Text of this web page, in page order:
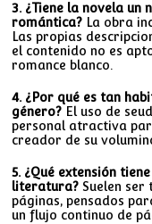
3. ¿Tiene la novela
romántica? La obra
Las propias
el contenido no es
romance blanco.
4. ¿Por qué es tan
género? El uso de
personal atractiva
creador de su
5. ¿Qué extensión
literatura? Suelen ser
páginas, pensados
un flujo continuo de